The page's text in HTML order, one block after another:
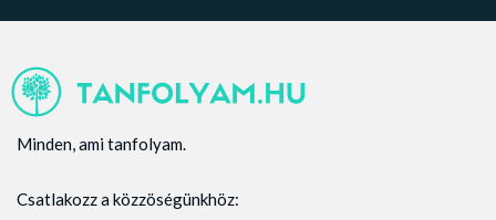
Minden, ami tanfolyam.
Csatlakozz a közzöségünkhöz: